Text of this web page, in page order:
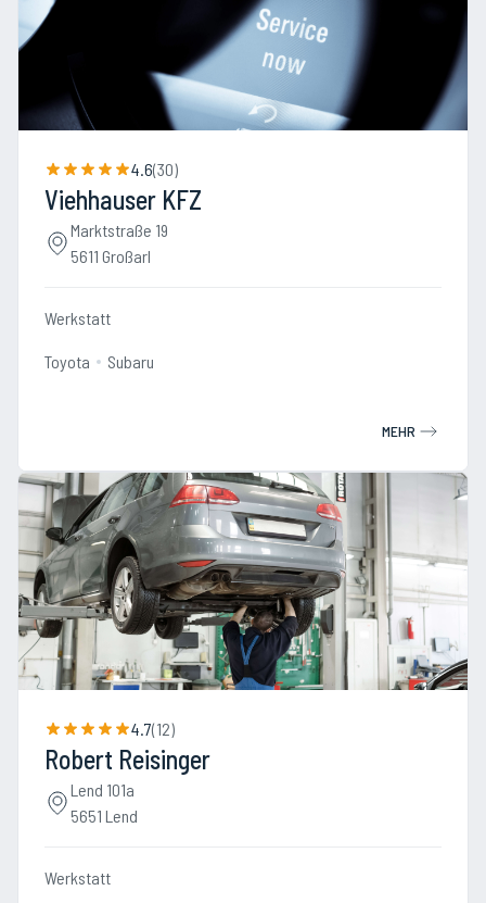
4.6(30)
Viehhauser KFZ
Marktstraße 19
5611 Großarl
Werkstatt
Toyota Subaru
MEHR
4.7(12)
Robert Reisinger
Lend 101a
5651 Lend
Werkstatt